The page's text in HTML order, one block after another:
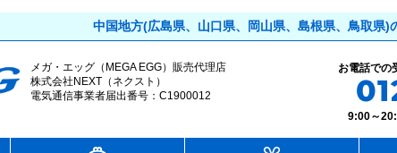
メガ・エッグ （MEGA EGG） 販売代理店
株式会社NEXT（ネクスト）
電気通信事業者届出番号：C1900012
お電話での
9:00～
中国地方(広島県、山口県、岡山県、島根県、鳥取県)